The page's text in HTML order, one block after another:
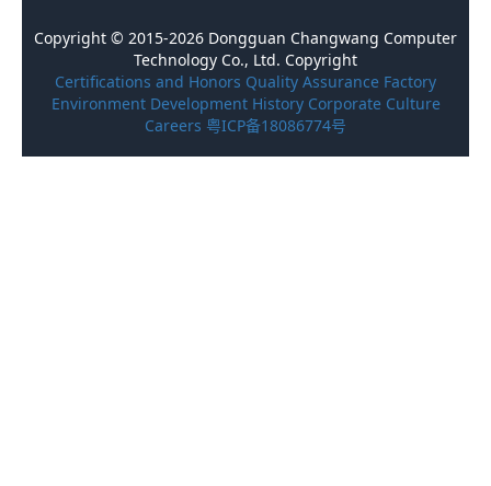
Copyright © 2015-2026 Dongguan Changwang Computer
Technology Co., Ltd. Copyright
Certifications and Honors Quality Assurance Factory
Environment Development History Corporate Culture
Careers 粤ICP备18086774号